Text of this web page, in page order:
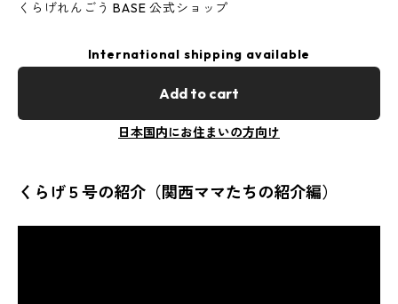
くらげれんごう BASE 公式ショップ
International shipping available
Add to cart
日本国内にお住まいの方向け
くらげ５号の紹介（関西ママたちの紹介編）